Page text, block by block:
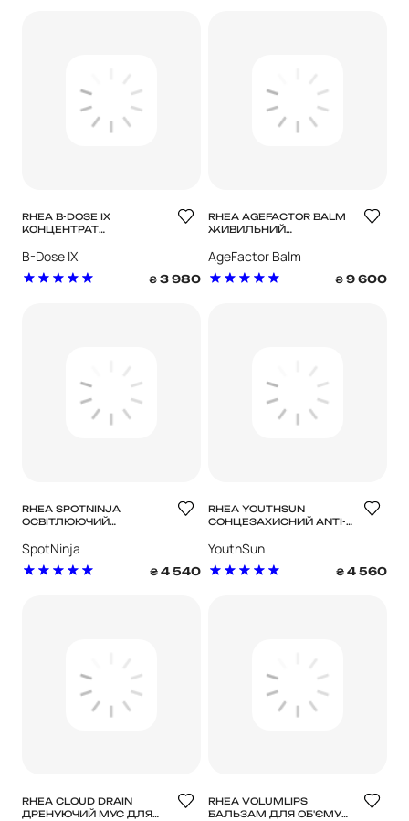
RHEA B-DOSE IX
КОНЦЕНТРАТ
B-Dose IX
₴ 3 980
RHEA AGEFACTOR BALM
ЖИВИЛЬНИЙ
ANTI-AGE БАЛЬЗАМ ДЛЯ
ОБЛИЧЧЯ EXPOSOME
AgeFactor Balm
₴ 9 600
RHEA SPOTNINJA
ОСВІТЛЮЮЧИЙ
ОБЛИЧЧЯ
SpotNinja
₴ 4 540
RHEA YOUTHSUN
СОНЦЕЗАХИСНИЙ ANTI-
YouthSun
₴ 4 560
RHEA CLOUD DRAIN
ДРЕНУЮЧИЙ МУС ДЛЯ
RHEA VOLUMLIPS
БАЛЬЗАМ ДЛЯ ОБ'ЄМУ